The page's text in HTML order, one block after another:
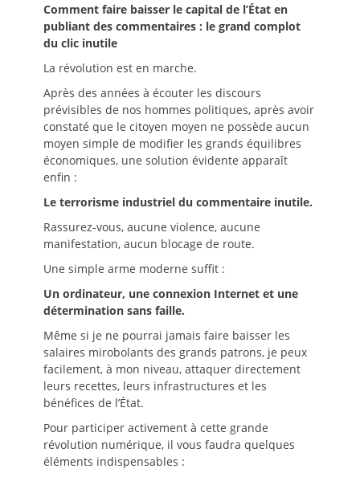
Comment faire baisser le capital de l’État en
publiant des commentaires : le grand complot
du clic inutile
La révolution est en marche.
Après des années à écouter les discours
prévisibles de nos hommes politiques, après avoir
constaté que le citoyen moyen ne possède aucun
moyen simple de modifier les grands équilibres
économiques, une solution évidente apparaît
enfin :
Le terrorisme industriel du commentaire inutile.
Rassurez-vous, aucune violence, aucune
manifestation, aucun blocage de route.
Une simple arme moderne suffit :
Un ordinateur, une connexion Internet et une
détermination sans faille.
Même si je ne pourrai jamais faire baisser les
salaires mirobolants des grands patrons, je peux
facilement, à mon niveau, attaquer directement
leurs recettes, leurs infrastructures et les
bénéfices de l’État.
Pour participer activement à cette grande
révolution numérique, il vous faudra quelques
éléments indispensables :